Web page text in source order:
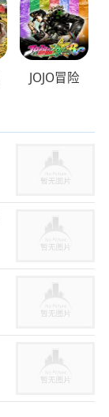
JOJO冒险